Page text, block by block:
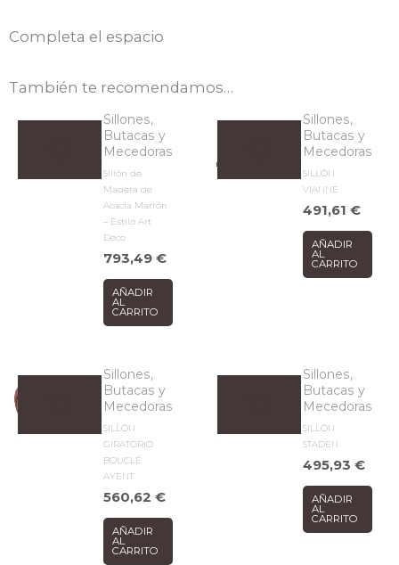
Completa el espacio
También te recomendamos…
Sillones,
Butacas y
Mecedoras
Sillón de
Madera de
Acacia Marrón
– Estilo Art
Deco
793,49€
AÑADIR
AL
CARRITO
Sillones,
Butacas y
Mecedoras
SILLÓN
VIANNE
491,61€
AÑADIR
AL
CARRITO
Sillones,
Butacas y
Mecedoras
SILLÓN
GIRATORIO
BOUCLÉ
AYENT
560,62€
AÑADIR
AL
CARRITO
Sillones,
Butacas y
Mecedoras
SILLÓN
STADEN
495,93€
AÑADIR
AL
CARRITO